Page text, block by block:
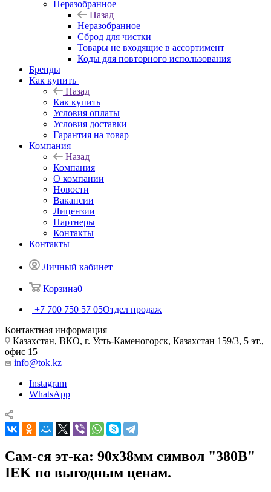
Неразобранное
Назад
Неразобранное
Сброд для чистки
Товары не входящие в ассортимент
Коды для повторного использования
Бренды
Как купить
Назад
Как купить
Условия оплаты
Условия доставки
Гарантия на товар
Компания
Назад
Компания
О компании
Новости
Вакансии
Лицензии
Партнеры
Контакты
Контакты
Личный кабинет
Корзина0
+7 700 750 57 05Отдел продаж
Контактная информация
Казахстан, ВКО, г. Усть-Каменогорск, Казахстан 159/3, 5 эт.,
офис 15
info@tok.kz
Instagram
WhatsApp
Сам-ся эт-ка: 90х38мм символ "380В"
IEK по выгодным ценам.